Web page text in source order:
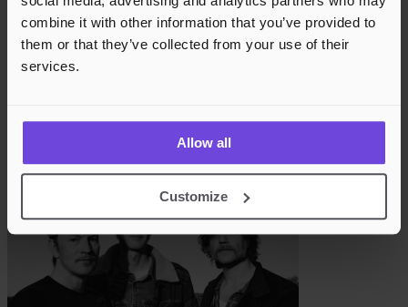
combine it with other information that you’ve provided to
them or that they’ve collected from your use of their
services.
Allow all
Customize
Leprous // Terminalen Byscene
11. des 2026Terminalen